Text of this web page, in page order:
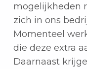
mogelijkheden
zich in ons
Momenteel
die deze extra
Daarnaast